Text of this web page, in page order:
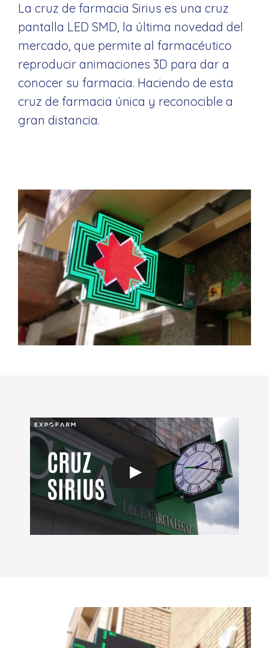
La cruz de farmacia Sirius es una cruz
pantalla LED SMD, la última novedad del
mercado, que permite al farmacéutico
reproducir animaciones 3D para dar a
conocer su farmacia. Haciendo de esta
cruz de farmacia única y reconocible a
gran distancia.